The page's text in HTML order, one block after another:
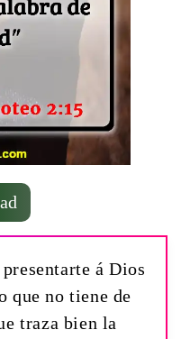
á Dios
que no tiene de
traza bien la